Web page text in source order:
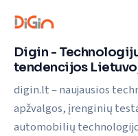
Digin -
tendencijos
digin.lt – naujausios
apžvalgos, įrenginių
automobilių